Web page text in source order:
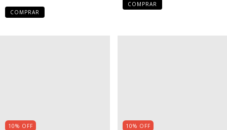
COMPRAR
COMPRAR
10% OFF 10% OFF